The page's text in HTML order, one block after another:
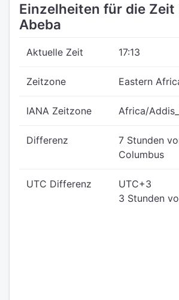
Einzelheiten für die Zeit
Abeba
Aktuelle Zeit 17:13
Zeitzone Eastern
IANA Zeitzone Africa/
Differenz
7 Stunden
Columbus
UTC Differenz
UTC+3
3 Stunden